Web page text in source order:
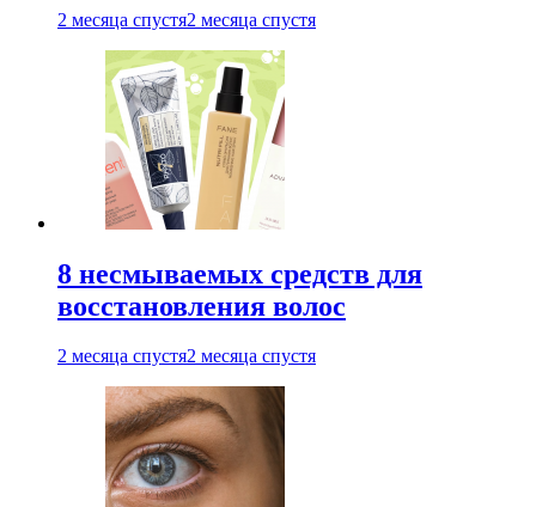
2 месяца спустя2 месяца спустя
8 несмываемых средств для
восстановления волос
2 месяца спустя2 месяца спустя